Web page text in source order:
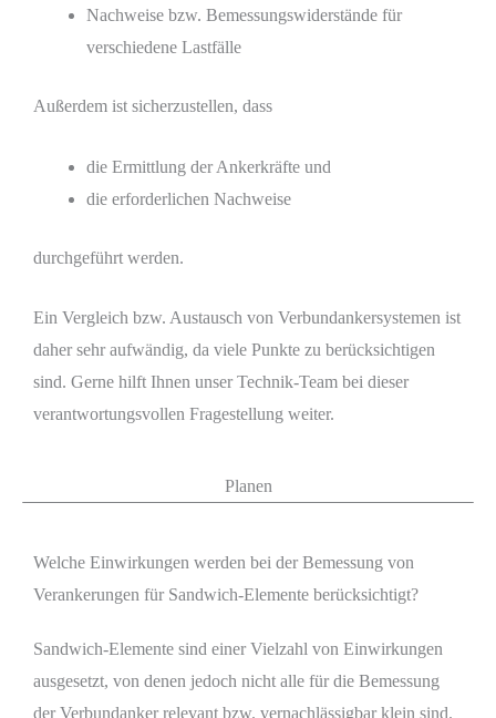
Nachweise bzw. Bemessungswiderstände für
verschiedene Lastfälle
Außerdem ist sicherzustellen, dass
die Ermittlung der Ankerkräfte und
die erforderlichen Nachweise
durchgeführt werden.
Ein Vergleich bzw. Austausch von Verbundankersystemen ist
daher sehr aufwändig, da viele Punkte zu berücksichtigen
sind. Gerne hilft Ihnen unser Technik-Team bei dieser
verantwortungsvollen Fragestellung weiter.
Planen
Welche Einwirkungen werden bei der Bemessung von
Verankerungen für Sandwich-Elemente berücksichtigt?
Sandwich-Elemente sind einer Vielzahl von Einwirkungen
ausgesetzt, von denen jedoch nicht alle für die Bemessung
der Verbundanker relevant bzw. vernachlässigbar klein sind.